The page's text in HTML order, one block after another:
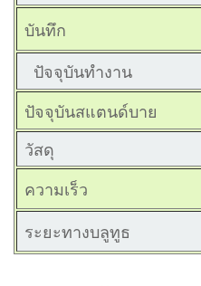
บันทึก
  ปัจจุบันทำงาน
ปัจจุบันสแตนด์บาย
วัสดุ
ความเร็ว
ระยะทางบลูทูธ